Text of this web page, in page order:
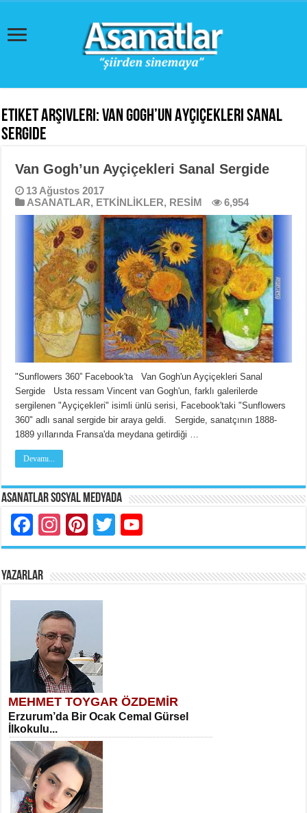
Etiket Arşivleri:Van Gogh’un Ayçiçekleri Sanal
Sergide
Van Gogh’un Ayçiçekleri Sanal Sergide
13 Ağustos 2017
ASANATLAR, ETKİNLİKLER, RESİM 6,954
"Sunflowers 360” Facebook'ta Van Gogh'un Ayçiçekleri Sanal
Sergide Usta ressam Vincent van Gogh'un, farklı galerilerde
sergilenen "Ayçiçekleri" isimli ünlü serisi, Facebook'taki "Sunflowers
360" adlı sanal sergide bir araya geldi. Sergide, sanatçının 1888-
1889 yıllarında Fransa'da meydana getirdiği …
Devamı...
Asanatlar Sosyal Medyada
Facebook
Instagram
Pinterest
Twitter
YAZARLAR
MEHMET TOYGAR ÖZDEMİR
Erzurum’da Bir Ocak Cemal Gürsel
İlkokulu...